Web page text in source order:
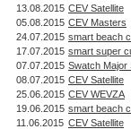
13.08.2015 CEV Satellite
05.08.2015 CEV Masters
24.07.2015 smart beach
17.07.2015 smart super
07.07.2015 Swatch Major
08.07.2015 CEV Satellite
25.06.2015 CEV WEVZA
19.06.2015 smart beach
11.06.2015 CEV Satellite